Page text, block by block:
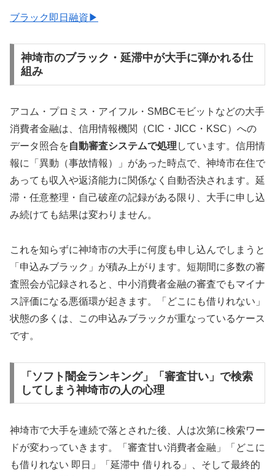
ブラック即日融資▶
神埼市のブラック・延滞中が大手に弾かれる仕
組み
アコム・プロミス・アイフル・SMBCモビットなどの大手
消費者金融は、信用情報機関（CIC・JICC・KSC）への
データ照合を自動審査システムで処理 しています。信用情
報に「異動（事故情報）」があった時点で、神埼市在住で
あっても収入や返済能力に関係なく自動否決されます。延
滞・任意整理・自己破産の記録がある限り、大手に申し込
み続けても結果は変わりません。
これを知らずに神埼市の大手に何度も申し込んでしまうと
「申込みブラック」が積み上がります。短期間に多数の審
査照会が記録されると、中小消費者金融の審査でもマイナ
ス評価になる悪循環が起きます。「どこにも借りれない」
状態の多くは、この申込みブラックが重なっているケース
です。
「ソフト闇金ランキング」「審査甘い」で検索
してしまう神埼市の人の心理
神埼市で大手を連続で落とされた後、人は次第に検索ワー
ドが変わっていきます。「審査甘い消費者金融」「どこに
も借りれない 即日」「延滞中 借りれる」、そして最終的